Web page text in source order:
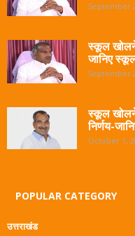
September
स्कूल
जानिए
September
स्कूल खोलने
निर्णय-
October 1,
POPULAR CATEGORY
उत्तराखंड